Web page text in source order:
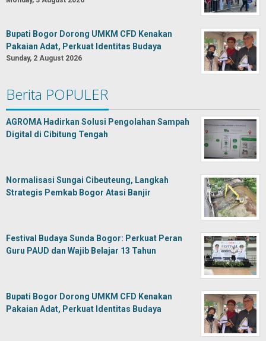
Bupati Bogor Dorong UMKM CFD Kenakan
Pakaian Adat, Perkuat Identitas Budaya
Sunday, 2 August 2026
Berita POPULER
AGROMA Hadirkan Solusi Pengolahan Sampah
Digital di Cibitung Tengah
Normalisasi Sungai Cibeuteung, Langkah
Strategis Pemkab Bogor Atasi Banjir
Festival Budaya Sunda Bogor: Perkuat Peran
Guru PAUD dan Wajib Belajar 13 Tahun
Bupati Bogor Dorong UMKM CFD Kenakan
Pakaian Adat, Perkuat Identitas Budaya